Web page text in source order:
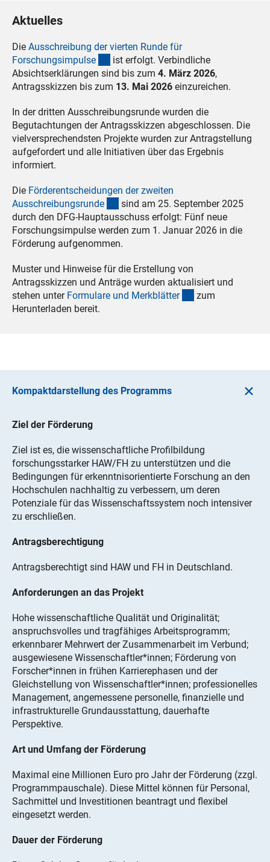
Aktuelles
Die Ausschreibung der vierten Runde für
Forschungsimpulse (interner Link)
ist erfolgt. Verbindliche
Absichtserklärungen sind bis zum 4. März 2026,
Antragsskizzen bis zum 13. Mai 2026 einzureichen.
In der dritten Ausschreibungsrunde wurden die
Begutachtungen der Antragsskizzen abgeschlossen. Die
vielversprechendsten Projekte wurden zur Antragstellung
aufgefordert und alle Initiativen über das Ergebnis
informiert.
Die Förderentscheidungen der zweiten
Ausschreibungsrunde (interner Link)
sind am 25. September 2025
durch den DFG-Hauptausschuss erfolgt: Fünf neue
Forschungsimpulse werden zum 1. Januar 2026 in die
Förderung aufgenommen.
Muster und Hinweise für die Erstellung von
Antragsskizzen und Anträge wurden aktualisiert und
stehen unter Formulare und Merkblätter (interner Link)
zum
Herunterladen bereit.
Kompaktdarstellung des Programms
Ziel der Förderung
Ziel ist es, die wissenschaftliche Profilbildung
forschungsstarker HAW/FH zu unterstützen und die
Bedingungen für erkenntnisorientierte Forschung an den
Hochschulen nachhaltig zu verbessern, um deren
Potenziale für das Wissenschaftssystem noch intensiver
zu erschließen.
Antragsberechtigung
Antragsberechtigt sind HAW und FH in Deutschland.
Anforderungen an das Projekt
Hohe wissenschaftliche Qualität und Originalität;
anspruchsvolles und tragfähiges Arbeitsprogramm;
erkennbarer Mehrwert der Zusammenarbeit im Verbund;
ausgewiesene Wissenschaftler*innen; Förderung von
Forscher*innen in frühen Karrierephasen und der
Gleichstellung von Wissenschaftler*innen; professionelles
Management, angemessene personelle, finanzielle und
infrastrukturelle Grundausstattung, dauerhafte
Perspektive.
Art und Umfang der Förderung
Maximal eine Millionen Euro pro Jahr der Förderung (zzgl.
Programmpauschale). Diese Mittel können für Personal,
Sachmittel und Investitionen beantragt und flexibel
eingesetzt werden.
Dauer der Förderung